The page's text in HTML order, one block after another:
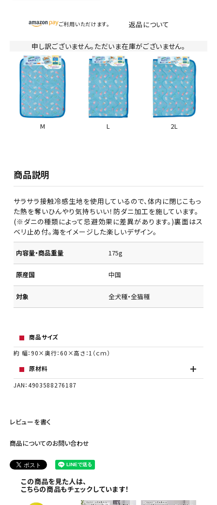
ご利用いただけます。 返品について
申し訳ございません。ただいま在庫がございません。
M L 2L
商品説明
サラサラ接触冷感生地を使用しているので、体内に閉じこもっ
た熱を奪いひんやり気持ちいい！防ダニ加工を施しています。
(※ダニの種類によって忌避効果に差異があります。)裏面はス
ベリ止め付。海をイメージした楽しいデザイン。
内容量・商品重量 175g
原産国 中国
対象 全犬種・全猫種
商品サイズ
約 幅：90×奥行：60×高さ：1（ｃｍ）
原材料
JAN：4903588276187
レビューを書く
商品についてのお問い合わせ
この商品を見た人は、
こちらの商品もチェックしています！